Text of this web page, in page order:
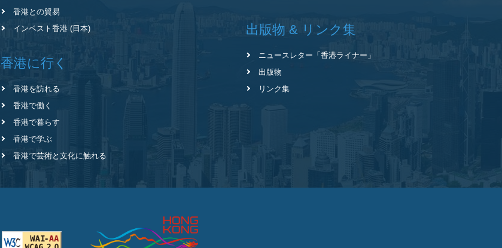
香港との貿易
インベスト香港 (日本)
香港に行く
香港を訪れる
香港で働く
香港で暮らす
香港で学ぶ
香港で芸術と文化に触れる
出版物 & リンク集
ニュースレター 「香港ライナー」
出版物
リンク集